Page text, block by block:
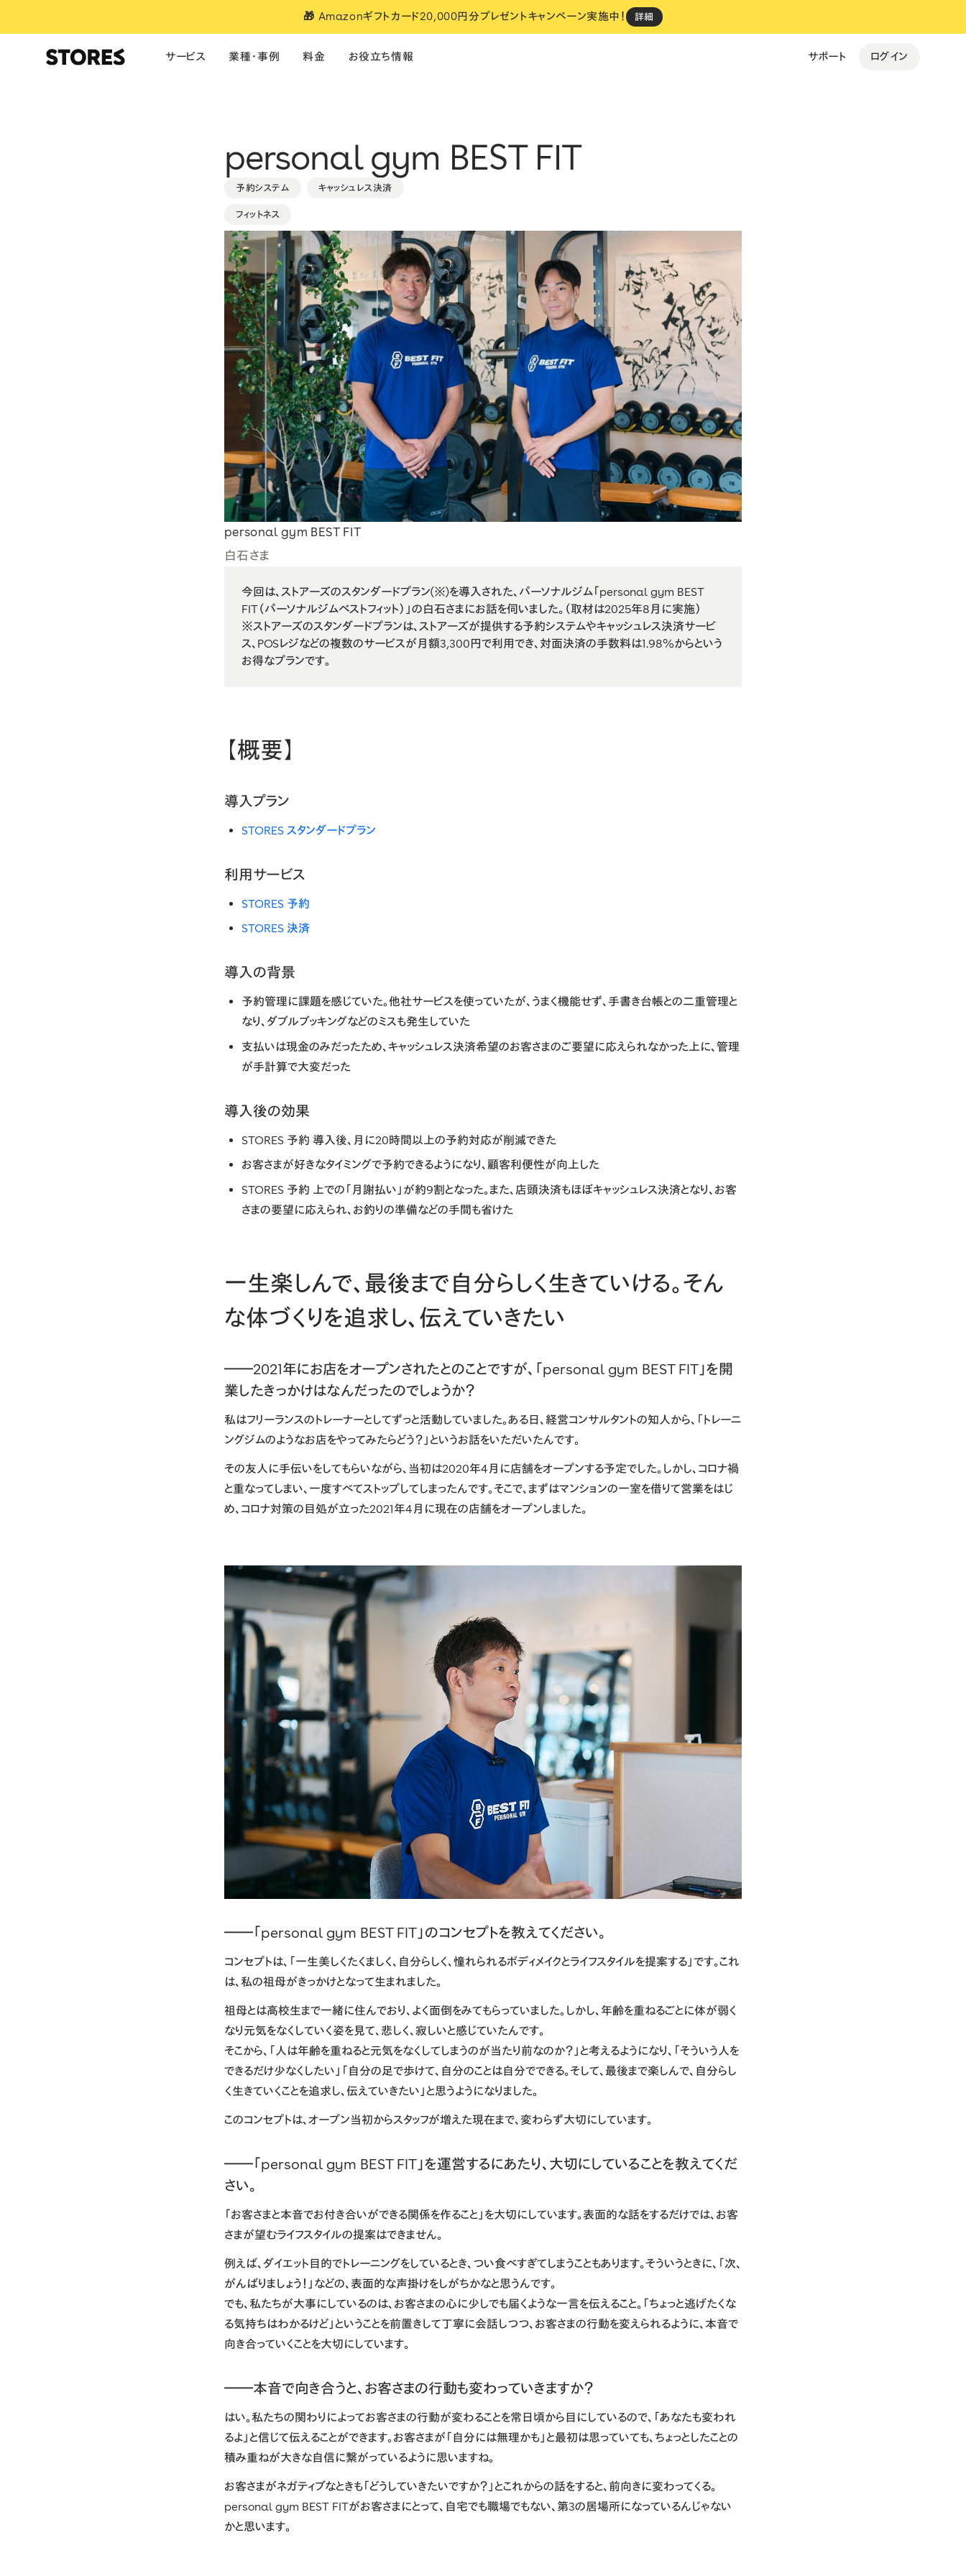
🎁 Amazonギフトカード20,000円分プレゼントキャンペーン実施中！ 詳細
サービス 業種・事例 料金 お役立ち情報 サポート ログイン
モバイル・テーブルオーダー
ポイント・ランク
ブランドアプリ
ビジネスあと払い
STORES でのお店づくり、
設定は全部おまかせください。
おまかせスタート
フィットネス
焼鳥うるととら
モバイルオーダー ・レジ
cosaji（小匙）
ネットショップ・ 決済・レジ
NOUe
予約・ ネットショップ・ 決済 ・レジ
iki Espresso
モバイルオーダー・決済・
モバイルオーダー
personal gym BEST FIT
予約システム キャッシュレス決済
フィットネス
personal gym BEST FIT
白石さま
今回は、ストアーズのスタンダードプラン(※)を導入された、パーソナルジム「personal gym BEST
FIT（パーソナルジムベストフィット）」の白石さまにお話を伺いました。（取材は2025年8月に実施）
※ストアーズのスタンダードプランは、ストアーズが提供する予約システムやキャッシュレス決済サービ
ス、POSレジなどの複数のサービスが月額3,300円で利用でき、対面決済の手数料は1.98%からという
お得なプランです。
【概要】
導入プラン
STORES スタンダードプラン
利用サービス
STORES 予約
STORES 決済
︎導入の背景
予約管理に課題を感じていた。他社サービスを使っていたが、うまく機能せず、手書き台帳との二重管理と
なり、ダブルブッキングなどのミスも発生していた
支払いは現金のみだったため、キャッシュレス決済希望のお客さまのご要望に応えられなかった上に、管理
が手計算で大変だった
︎導入後の効果
STORES 予約 導入後、月に20時間以上の予約対応が削減できた
お客さまが好きなタイミングで予約できるようになり、顧客利便性が向上した
STORES 予約 上での「月謝払い」が約9割となった。また、店頭決済もほぼキャッシュレス決済となり、お客
さまの要望に応えられ、お釣りの準備などの手間も省けた
一生楽しんで、最後まで自分らしく生きていける。そん
な体づくりを追求し、伝えていきたい
――2021年にお店をオープンされたとのことですが、「personal gym BEST FIT」を開
業したきっかけはなんだったのでしょうか？
私はフリーランスのトレーナーとしてずっと活動していました。ある日、経営コンサルタントの知人から、「トレーニ
ングジムのようなお店をやってみたらどう？」というお話をいただいたんです。
その友人に手伝いをしてもらいながら、当初は2020年4月に店舗をオープンする予定でした。しかし、コロナ禍
と重なってしまい、一度すべてストップしてしまったんです。そこで、まずはマンションの一室を借りて営業をはじ
め、コロナ対策の目処が立った2021年4月に現在の店舗をオープンしました。
――「personal gym BEST FIT」のコンセプトを教えてください。
コンセプトは、「一生美しくたくましく、自分らしく、憧れられるボディメイクとライフスタイルを提案する」です。これ
は、私の祖母がきっかけとなって生まれました。
祖母とは高校生まで一緒に住んでおり、よく面倒をみてもらっていました。しかし、年齢を重ねるごとに体が弱く
なり元気をなくしていく姿を見て、悲しく、寂しいと感じていたんです。
そこから、「人は年齢を重ねると元気をなくしてしまうのが当たり前なのか？」と考えるようになり、「そういう人を
できるだけ少なくしたい」「自分の足で歩けて、自分のことは自分でできる。そして、最後まで楽しんで、自分らし
く生きていくことを追求し、伝えていきたい」と思うようになりました。
このコンセプトは、オープン当初からスタッフが増えた現在まで、変わらず大切にしています。
――「personal gym BEST FIT」を運営するにあたり、大切にしていることを教えてくだ
さい。
「お客さまと本音でお付き合いができる関係を作ること」を大切にしています。表面的な話をするだけでは、お客
さまが望むライフスタイルの提案はできません。
例えば、ダイエット目的でトレーニングをしているとき、つい食べすぎてしまうこともあります。そういうときに、「次、
がんばりましょう！」などの、表面的な声掛けをしがちかなと思うんです。
でも、私たちが大事にしているのは、お客さまの心に少しでも届くような一言を伝えること。「ちょっと逃げたくな
る気持ちはわかるけど」ということを前置きして丁寧に会話しつつ、お客さまの行動を変えられるように、本音で
向き合っていくことを大切にしています。
――本音で向き合うと、お客さまの行動も変わっていきますか？
はい。私たちの関わりによってお客さまの行動が変わることを常日頃から目にしているので、「あなたも変われ
るよ」と信じて伝えることができます。お客さまが「自分には無理かも」と最初は思っていても、ちょっとしたことの
積み重ねが大きな自信に繋がっているように思いますね。
お客さまがネガティブなときも「どうしていきたいですか？」とこれからの話をすると、前向きに変わってくる。
personal gym BEST FITがお客さまにとって、自宅でも職場でもない、第3の居場所になっているんじゃない
かと思います。